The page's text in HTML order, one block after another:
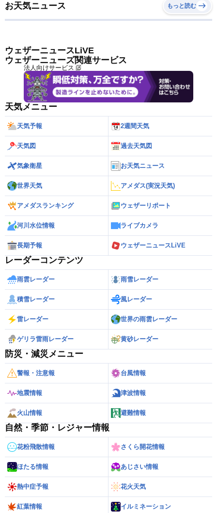
お天気ニュース もっと読む
ウェザーニュースLiVE
ウェザーニューズ関連サービス
法人向けサービス
天気メニュー
天気予報 2週間天気
天気図 過去天気図
気象衛星 お天気ニュース
世界天気 アメダス(実況天気)
アメダスランキング ウェザーリポート
河川水位情報 ライブカメラ
長期予報 ウェザーニュースLiVE
レーダーコンテンツ
雨雲レーダー 雨雪レーダー
積雪レーダー 風レーダー
雷レーダー 世界の雨雲レーダー
ゲリラ雷雨レーダー 黄砂レーダー
防災・減災メニュー
警報・注意報 台風情報
地震情報 津波情報
火山情報 避難情報
自然・季節・レジャー情報
花粉飛散情報 さくら開花情報
ほたる情報 あじさい情報
熱中症予報 花火天気
紅葉情報 イルミネーション